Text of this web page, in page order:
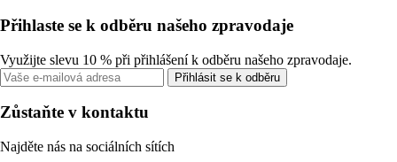
Přihlaste se k odběru našeho zpravodaje
Využijte slevu 10 % při přihlášení k odběru našeho zpravodaje.
Přihlásit se k odběru
Zůstaňte v kontaktu
Najděte nás na sociálních sítích